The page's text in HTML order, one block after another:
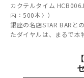
カクテルタイム
内：500本〉）
銀座の名店STAR BARと
たダイヤルは、まるで本